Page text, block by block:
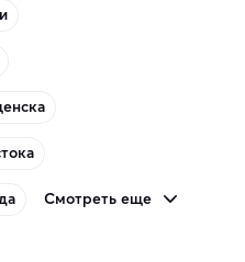
Смотреть еще